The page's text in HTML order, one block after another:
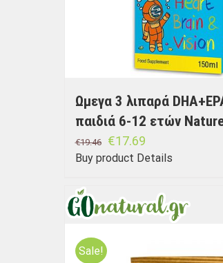
Ωμεγα 3 λιπαρά
παιδιά 6-12 ετών
€19.46 €17.69
Buy product Details
Sale!